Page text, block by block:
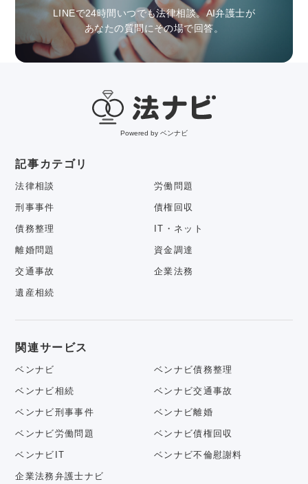
LINEで24時間いつでも法律相談。AI弁護士が
あなたの質問にその場で回答。
Powered by ベンナビ
記事カテゴリ
法律相談 労働問題
刑事事件 債権回収
債務整理 IT・ネット
離婚問題 資金調達
交通事故 企業法務
遺産相続
関連サービス
ベンナビ ベンナビ債務整理
ベンナビ相続 ベンナビ交通事故
ベンナビ刑事事件 ベンナビ離婚
ベンナビ労働問題 ベンナビ債権回収
ベンナビIT ベンナビ不倫慰謝料
企業法務弁護士ナビ